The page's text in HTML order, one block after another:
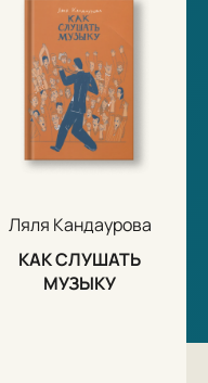
Ляля Кандаурова
КАК СЛУШАТЬ
МУЗЫКУ